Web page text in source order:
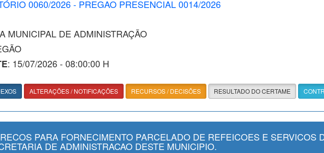
0060/2026 - PREGAO PRESENCIAL 0014/2026
MUNICIPAL DE ADMINISTRAÇÃO
: 15/07/2026 - 08:00:00 H
ALTERAÇÕES / NOTIFICAÇÕES RECURSOS / DECISÕES RESULTADO DO CERTAME
PARA FORNECIMENTO PARCELADO DE REFEICOES E SERVICOS
DE ADMINISTRACAO DESTE MUNICIPIO.